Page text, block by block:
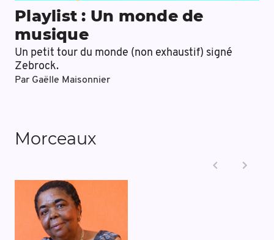
Playlist : Un monde de
musique
Un petit tour du monde (non exhaustif) signé
Zebrock.
Par Gaëlle Maisonnier
Morceaux